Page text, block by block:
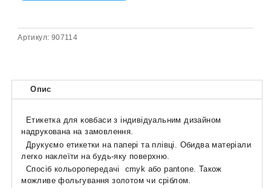
Артикул: 907114
Опис
Етикеткадля ковбаси з індивідуальним дизайном
надрукована на замовлення.
Друкуємо етикетки на папері та плівці. Обидва матеріали
легко наклеїти на будь-яку поверхню.
Спосіб кольоропередачі cmyk або pantone. Також
можливе фольгування золотом чи сріблом.